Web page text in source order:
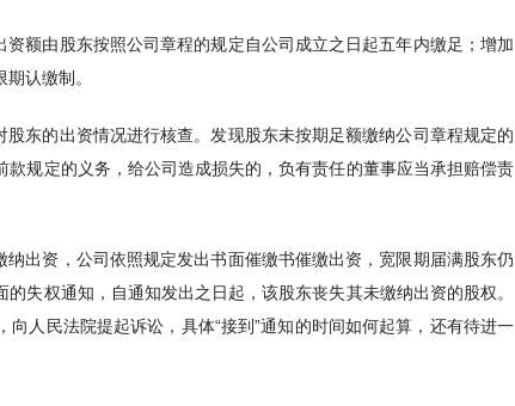
额由股东按照公司章程的规定自公司成立之日起五年内缴足；增加
认缴制。
东的出资情况进行核查。发现股东未按期足额缴纳公司章程规定的
规定的义务，给公司造成损失的，负有责任的董事应当承担赔偿责
出资，公司依照规定发出书面催缴书催缴出资，宽限期届满股东仍
失权通知，自通知发出之日起，该股东丧失其未缴纳出资的股权。
人民法院提起诉讼，具体“接到”通知的时间如何起算，还有待进一